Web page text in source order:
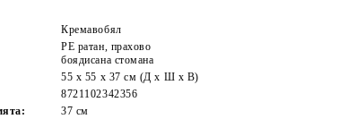
Кремавобял
PE ратан, прахово
боядисана стомана
55 x 55 x 37 см (Д x Ш x В)
8721102342356
37 см